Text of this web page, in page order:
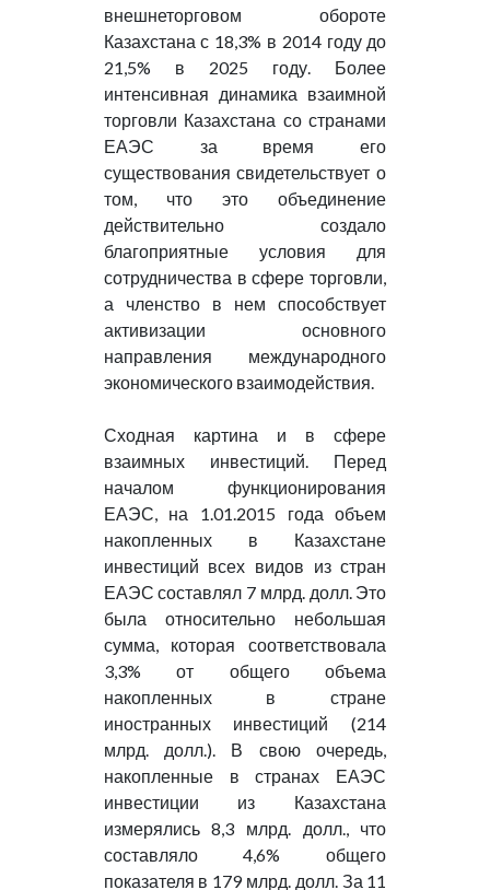
внешнеторговом обороте
Казахстана с 18,3% в 2014 году до
21,5% в 2025 году. Более
интенсивная динамика взаимной
торговли Казахстана со странами
ЕАЭС за время его
существования свидетельствует о
том, что это объединение
действительно создало
благоприятные условия для
сотрудничества в сфере торговли,
а членство в нем способствует
активизации основного
направления международного
экономического взаимодействия.
Сходная картина и в сфере
взаимных инвестиций. Перед
началом функционирования
ЕАЭС, на 1.01.2015 года объем
накопленных в Казахстане
инвестиций всех видов из стран
ЕАЭС составлял 7 млрд. долл. Это
была относительно небольшая
сумма, которая соответствовала
3,3% от общего объема
накопленных в стране
иностранных инвестиций (214
млрд. долл.). В свою очередь,
накопленные в странах ЕАЭС
инвестиции из Казахстана
измерялись 8,3 млрд. долл., что
составляло 4,6% общего
показателя в 179 млрд. долл. За 11